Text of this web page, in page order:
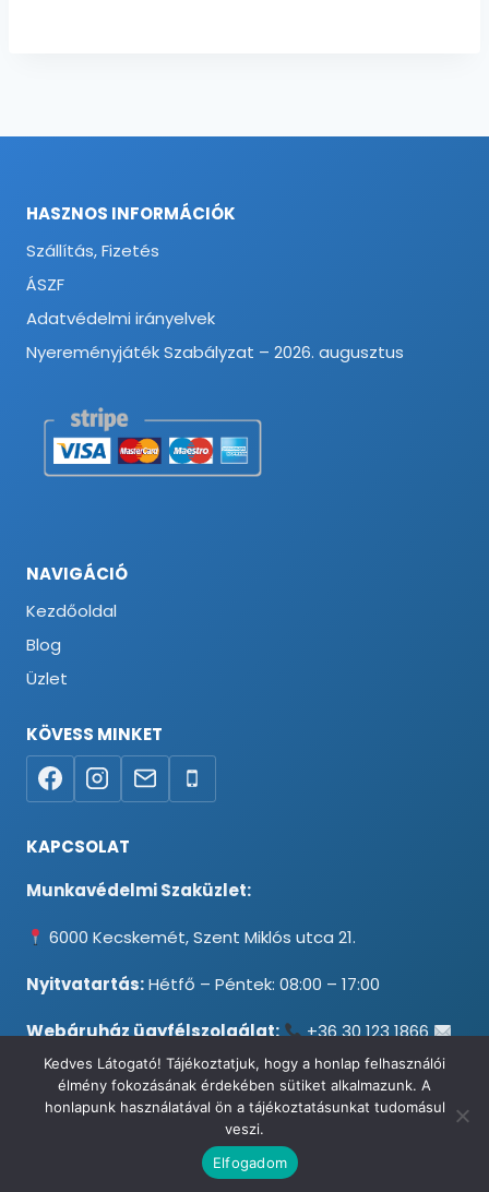
HASZNOS INFORMÁCIÓK
Szállítás, Fizetés
ÁSZF
Adatvédelmi irányelvek
Nyereményjáték Szabályzat – 2026. augusztus
NAVIGÁCIÓ
Kezdőoldal
Blog
Üzlet
KÖVESS MINKET
KAPCSOLAT
Munkavédelmi Szaküzlet:
6000 Kecskemét, Szent Miklós utca 21.
Nyitvatartás:Hétfő – Péntek: 08:00 – 17:00
Webáruház ügyfélszolgálat:
+36 30 123 1866
info@testpancel.hu
© 2026 Munkavédelmi és Ruházati Webáruház - Minden jog
Kedves Látogató! Tájékoztatjuk, hogy a honlap felhasználói
élmény fokozásának érdekében sütiket alkalmazunk. A
honlapunk használatával ön a tájékoztatásunkat tudomásul
veszi.
Elfogadom